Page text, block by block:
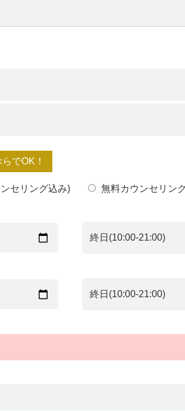
でOK！
セリング込み) 無料カウンセリン